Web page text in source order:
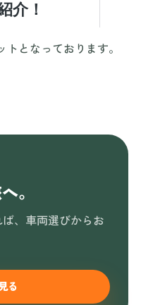
となっております。
。
、車両選びからお
る